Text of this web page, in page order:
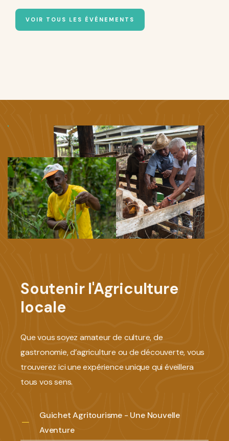
VOIR TOUS LES ÉVÉNEMENTS
Soutenir l'Agriculture
locale
Que vous soyez amateur de culture, de
gastronomie, d’agriculture ou de découverte, vous
trouverez ici une expérience unique qui éveillera
tous vos sens.
Guichet Agritourisme - Une Nouvelle
Aventure